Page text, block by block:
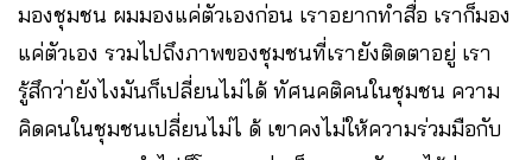
มองชุมชน ผมมองแค่ตัวเองก่อน เราอยากทำสื่อ เราก็มอง
แค่ตัวเอง รวมไปถึงภาพของชุมชนที่เรายังติดตาอยู่ เรา
รู้สึกว่ายังไงมันก็เปลี่ยนไม่ได้ ทัศนคติคนในชุมชน ความ
คิดคนในชุมชนเปลี่ยนไม่ไ ด้ เขาคงไม่ให้ความร่วมมือกับ